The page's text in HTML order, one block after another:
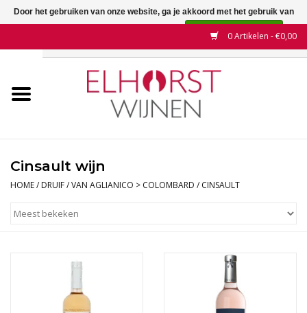
0 Artikelen - €0,00
Wijnen
Wijnhuizen
Druif
Wijnaanbiedingen
Cinsault wijn
HOME/ DRUIF/VAN AGLIANICO > COLOMBARD / CINSAULT
Door het gebruiken van onze website, ga je akkoord met het gebruik van